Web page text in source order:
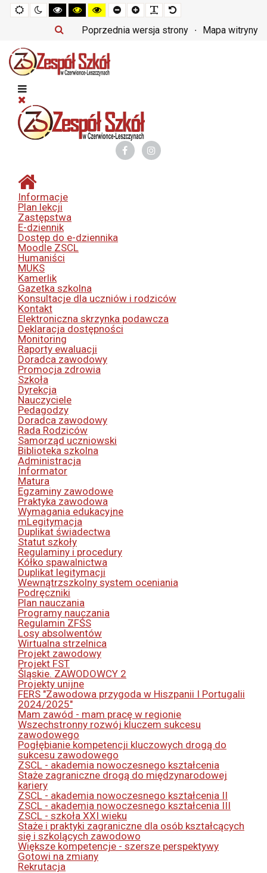
Tryb
domyślny
Tryb
nocny
Tryb
czarno-
biały
o
kontraście
Tryb
czarno-
żółty
o
kontraście
Tryb
żółto-
czarny
o
kontraście
Set
smaller
font
Set
larger
font
Make
font
more
readable
Set
default
font
Poprzednia wersja strony Mapa witryny
Informacje
Plan lekcji
Zastępstwa
E-dziennik
Dostęp do e-dziennika
Moodle ZSCL
Humaniści
MUKS
Kamerlik
Gazetka szkolna
Konsultacje dla uczniów i rodziców
Kontakt
Elektroniczna skrzynka podawcza
Deklaracja dostępności
Monitoring
Raporty ewaluacji
Doradca zawodowy
Promocja zdrowia
Szkoła
Dyrekcja
Nauczyciele
Pedagodzy
Doradca zawodowy
Rada Rodziców
Samorząd uczniowski
Biblioteka szkolna
Administracja
Informator
Matura
Egzaminy zawodowe
Praktyka zawodowa
Wymagania edukacyjne
mLegitymacja
Duplikat świadectwa
Statut szkoły
Regulaminy i procedury
Kółko spawalnictwa
Duplikat legitymacji
Wewnątrzszkolny system oceniania
Podręczniki
Plan nauczania
Programy nauczania
Regulamin ZFŚS
Losy absolwentów
Wirtualna strzelnica
Projekt zawodowy
Projekt FST
Śląskie. ZAWODOWCY 2
Projekty unijne
FERS "Zawodowa przygoda w Hiszpanii I Portugalii
2024/2025"
Mam zawód - mam pracę w regionie
Wszechstronny rozwój kluczem sukcesu
zawodowego
Pogłębianie kompetencji kluczowych drogą do
sukcesu zawodowego
ZSCL - akademia nowoczesnego kształcenia
Staże zagraniczne drogą do międzynarodowej
kariery
ZSCL - akademia nowoczesnego kształcenia II
ZSCL - akademia nowoczesnego kształcenia III
ZSCL - szkoła XXI wieku
Staże i praktyki zagraniczne dla osób kształcących
się i szkolących zawodowo
Większe kompetencje - szersze perspektywy
Gotowi na zmiany
Rekrutacja